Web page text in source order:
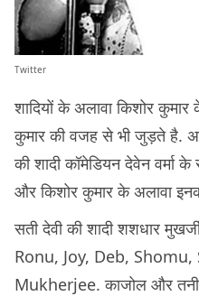
Twitter
शादियों के अलावा किशोर
कुमार की वजह से भी जुड़ते है.
की शादी कॉमेडियन देवेन
और किशोर कुमार के अलावा
सती देवी की शादी शशधार
Ronu, Joy, Deb,
Mukherjee. काजोल और